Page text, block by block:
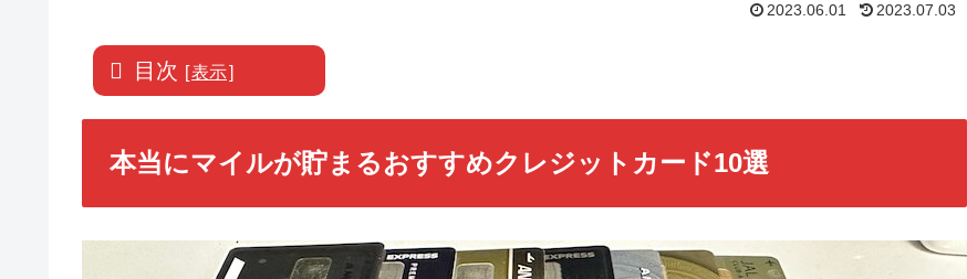
2023.06.01 2023.07.03
目次 [表示]
本当にマイルが貯まるおすすめクレジットカード10選